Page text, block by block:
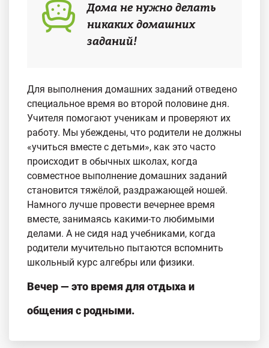
Дома не нужно делать
никаких домашних
заданий!
Для выполнения домашних заданий отведено
специальное время во второй половине дня.
Учителя помогают ученикам и проверяют их
работу. Мы убеждены, что родители не должны
«учиться вместе с детьми», как это часто
происходит в обычных школах, когда
совместное выполнение домашних заданий
становится тяжёлой, раздражающей ношей.
Намного лучше провести вечернее время
вместе, занимаясь какими-то любимыми
делами. А не сидя над учебниками, когда
родители мучительно пытаются вспомнить
школьный курс алгебры или физики.
Вечер — это время для отдыха и
общения с родными.